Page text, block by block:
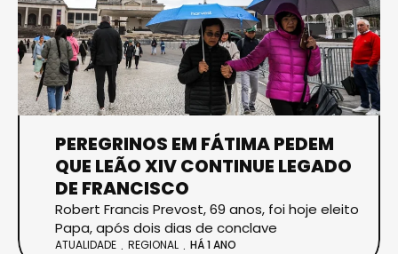
PEREGRINOS EM FÁTIMA PEDEM
QUE LEÃO XIV CONTINUE LEGADO
DE FRANCISCO
Robert Francis Prevost, 69 anos, foi hoje eleito
Papa, após dois dias de conclave
ATUALIDADE REGIONAL HÁ 1 ANO